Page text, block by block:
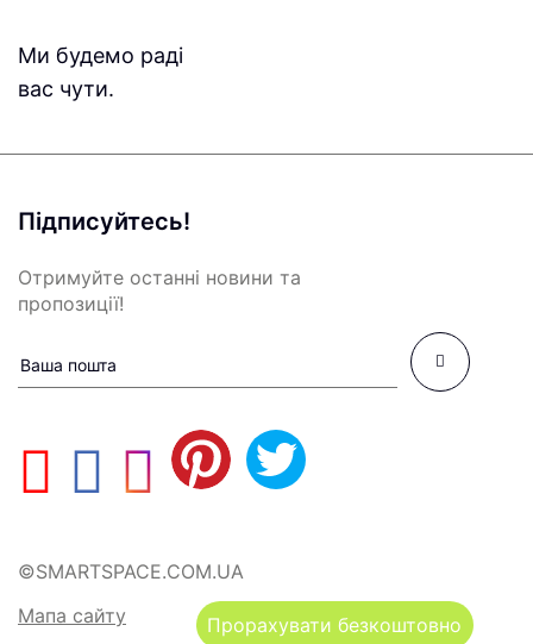
Прорахувати безкоштовно
Ми будемо раді
вас чути.
Підписуйтесь!
Отримуйте останні новини та
пропозиції!
©SMARTSPACE.COM.UA
Мапа сайту